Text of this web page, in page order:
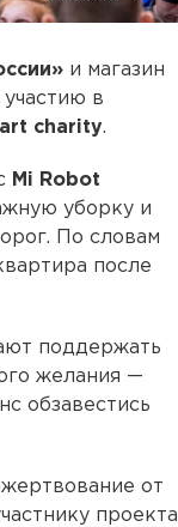
и магазин
в
charity.
Mi Robot
уборку и
По словам
после
поддержать
желания —
обзавестись
от
проекта